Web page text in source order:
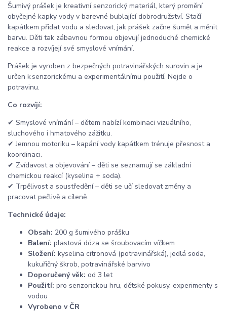
Šumivý prášek je kreativní senzorický materiál, který promění
obyčejné kapky vody v barevné bublající dobrodružství. Stačí
kapátkem přidat vodu a sledovat, jak prášek začne šumět a měnit
barvu. Děti tak zábavnou formou objevují jednoduché chemické
reakce a rozvíjejí své smyslové vnímání.
Prášek je vyroben z bezpečných potravinářských surovin a je
určen k senzorickému a experimentálnímu použití. Nejde o
potravinu.
Co rozvíjí:
✔ Smyslové vnímání – dětem nabízí kombinaci vizuálního,
sluchového i hmatového zážitku.
✔ Jemnou motoriku – kapání vody kapátkem trénuje přesnost a
koordinaci.
✔ Zvídavost a objevování – děti se seznamují se základní
chemickou reakcí (kyselina + soda).
✔ Trpělivost a soustředění – děti se učí sledovat změny a
pracovat pečlivě a cíleně.
Technické údaje:
Obsah: 200 g šumivého prášku
Balení: plastová dóza se šroubovacím víčkem
Složení: kyselina citronová (potravinářská), jedlá soda,
kukuřičný škrob, potravinářské barvivo
Doporučený věk: od 3 let
Použití: pro senzorickou hru, dětské pokusy, experimenty s
vodou
Vyrobeno v ČR